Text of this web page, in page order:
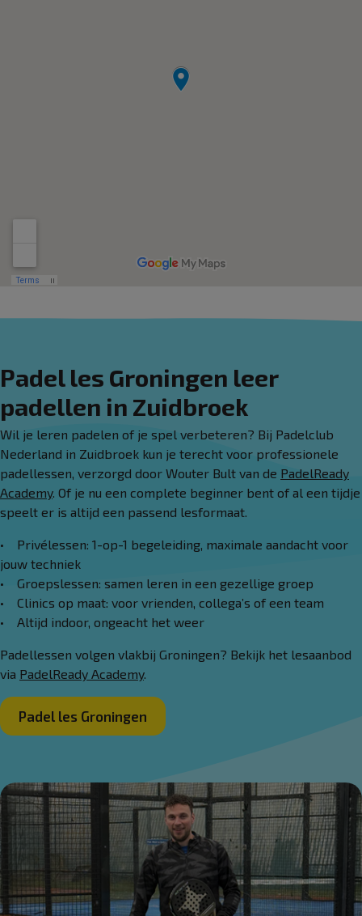
Padel les Groningen leer
padellen in Zuidbroek
Wil je leren padelen of je spel verbeteren? Bij Padelclub
Nederland in Zuidbroek kun je terecht voor professionele
padellessen, verzorgd door Wouter Bult van de PadelReady
Academy. Of je nu een complete beginner bent of al een tijdje
speelt er is altijd een passend lesformaat.
• Privélessen: 1-op-1 begeleiding, maximale aandacht voor
jouw techniek
• Groepslessen: samen leren in een gezellige groep
• Clinics op maat: voor vrienden, collega’s of een team
• Altijd indoor, ongeacht het weer
Padellessen volgen vlakbij Groningen? Bekijk het lesaanbod
via PadelReady Academy.
Padel les Groningen